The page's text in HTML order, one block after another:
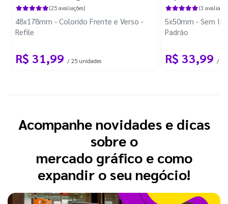
(25 avaliações)
48x178mm - Colorido Frente e Verso -
Refile
R$ 31,99 / 25 unidades
(3
5x50mm - Sem
Padrão
R$ 33,99 / 10
Acompanhe novidades e dicas
sobre o
mercado gráfico e como
expandir o seu negócio!